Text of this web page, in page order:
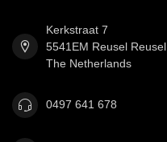
Kerkstraat 7
5541EM Reusel Reusel
The Netherlands
0497 641 678